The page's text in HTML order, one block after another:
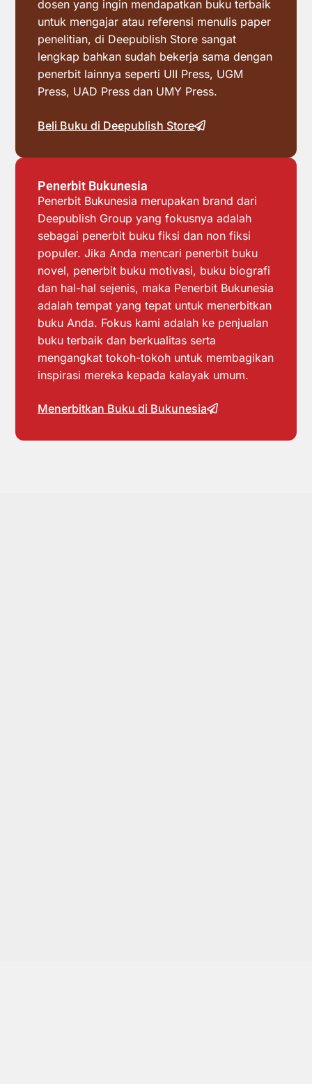
dosen yang ingin mendapatkan buku terbaik
untuk mengajar atau referensi menulis paper
penelitian, di Deepublish Store sangat
lengkap bahkan sudah bekerja sama dengan
penerbit lainnya seperti UII Press, UGM
Press, UAD Press dan UMY Press.
Beli Buku di Deepublish Store
Penerbit Bukunesia
Penerbit Bukunesia merupakan brand dari
Deepublish Group yang fokusnya adalah
sebagai penerbit buku fiksi dan non fiksi
populer. Jika Anda mencari penerbit buku
novel, penerbit buku motivasi, buku biografi
dan hal-hal sejenis, maka Penerbit Bukunesia
adalah tempat yang tepat untuk menerbitkan
buku Anda. Fokus kami adalah ke penjualan
buku terbaik dan berkualitas serta
mengangkat tokoh-tokoh untuk membagikan
inspirasi mereka kepada kalayak umum.
Menerbitkan Buku di Bukunesia